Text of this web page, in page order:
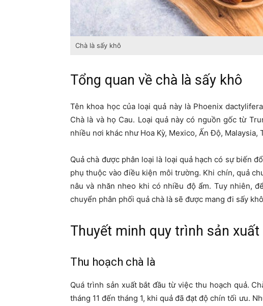
Chà là sấy khô
Tổng quan về chà là sấy khô
Tên khoa học của loại quả này là Phoenix
Chà là và họ Cau. Loại quả này có nguồn gốc từ
nhiều nơi khác như Hoa Kỳ, Mexico, Ấn Độ, Malaysia,
Quả chà được phân loại là loại quả hạch có sự biến
phụ thuộc vào điều kiện môi trường. Khi chín, quả
nâu và nhăn nheo khi có nhiều độ ẩm. Tuy nhiên,
chuyển phân phối quả chà là sẽ được mang đi sấy
Thuyết minh quy trình sản xuất
Thu hoạch chà là
Quá trình sản xuất bắt đầu từ việc thu hoạch quả.
tháng 11 đến tháng 1, khi quả đã đạt độ chín tối ưu.